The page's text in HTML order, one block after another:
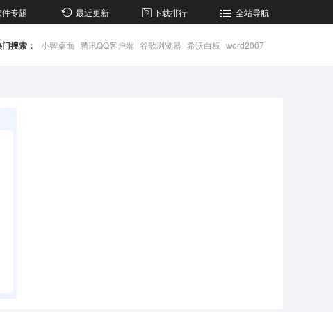
件专题 最近更新 下载排行 全站导航
搜索： 小智桌面 腾讯QQ客户端 谷歌浏览器 希沃白板 word2007